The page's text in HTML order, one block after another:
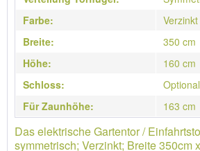
Farbe:
Verzinkt
Breite:
350 cm
Höhe:
160 cm
Schloss:
Für Zaunhöhe:
163 cm
Das elektrische Gartentor /
symmetrisch; Verzinkt; Breite 350cm